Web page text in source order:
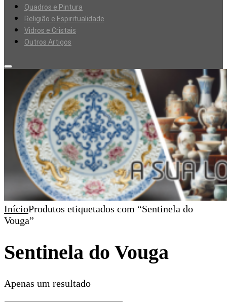
Quadros e Pintura
Religião e Espiritualidade
Vidros e Cristais
Outros Artigos
InícioProdutos etiquetados com “Sentinela do
Vouga”
Sentinela do Vouga
Apenas um resultado